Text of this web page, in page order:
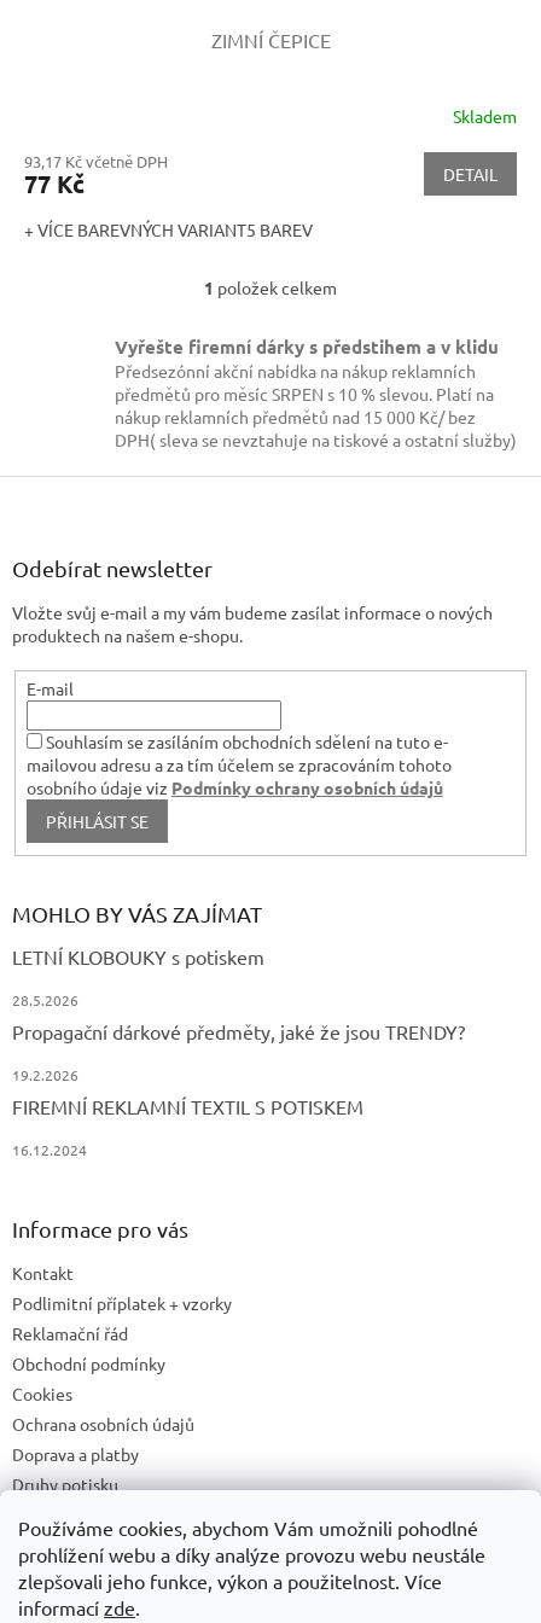
Používáme cookies, abychom Vám umožnili pohodlné
prohlížení webu a díky analýze provozu webu neustále
zlepšovali jeho funkce, výkon a použitelnost. Více
informací zde.
ZIMNÍ ČEPICE
Skladem
93,17 Kč včetně DPH
77 Kč DETAIL
+ VÍCE BAREVNÝCH VARIANT5 BAREV
O
l
á
d
a
c
p
ý
i
1 položek celkem
Vyřešte firemní dárky s předstihem a v klidu
Předsezónní akční nabídka na nákup reklamních
předmětů pro měsíc SRPEN s 10 % slevou. Platí na
nákup reklamních předmětů nad 15 000 Kč/ bez
DPH( sleva se nevztahuje na tiskové a ostatní služby)
Z
Odebírat newsletter
Vložte svůj e-mail a my vám budeme zasílat informace o nových
produktech na našem e-shopu.
E-mail
Souhlasím se zasíláním obchodních sdělení na tuto e-
mailovou adresu a za tím účelem se zpracováním tohoto
osobního údaje viz Podmínky ochrany osobních údajů
PŘIHLÁSIT SE
MOHLO BY VÁS ZAJÍMAT
LETNÍ KLOBOUKY s potiskem
28.5.2026
Propagační dárkové předměty, jaké že jsou TRENDY?
19.2.2026
FIREMNÍ REKLAMNÍ TEXTIL S POTISKEM
16.12.2024
Informace pro vás
Kontakt
Podlimitní příplatek + vzorky
Reklamační řád
Obchodní podmínky
Cookies
Ochrana osobních údajů
Doprava a platby
Druhy potisku
Recyklační příspěvky a zpětný odběr elektrozařízení/baterií